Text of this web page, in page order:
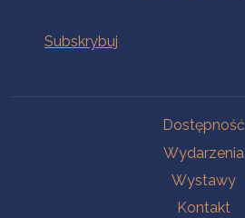
Dostępność
Wydarzenia
Wystawy
Kontakt